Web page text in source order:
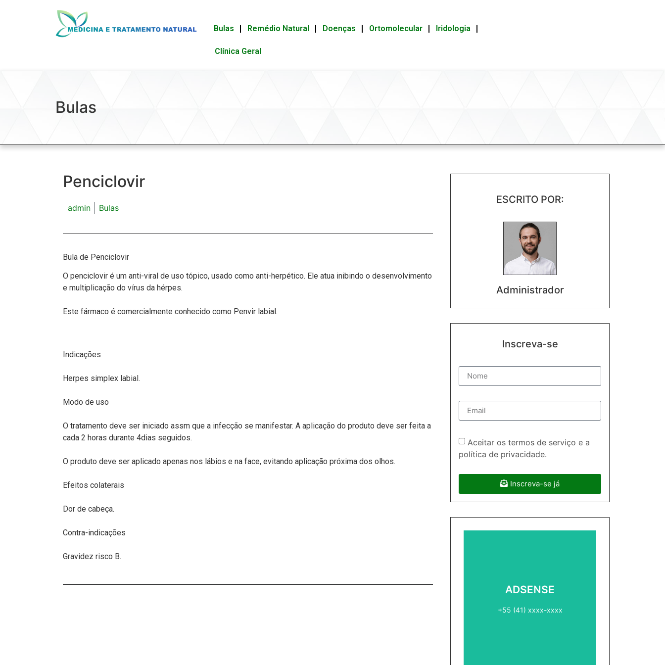
Bulas Remédio Natural Doenças Ortomolecular Iridologia
Clínica Geral
Bulas
Penciclovir
admin Bulas
Bula de Penciclovir
O penciclovir é um anti-viral de uso tópico, usado como anti-herpético. Ele atua inibindo o desenvolvimento
e multiplicação do vírus da hérpes.
Este fármaco é comercialmente conhecido como Penvir labial.
Indicações
Herpes simplex labial.
Modo de uso
O tratamento deve ser iniciado assm que a infecção se manifestar. A aplicação do produto deve ser feita a
cada 2 horas durante 4dias seguidos.
O produto deve ser aplicado apenas nos lábios e na face, evitando aplicação próxima dos olhos.
Efeitos colaterais
Dor de cabeça.
Contra-indicações
Gravidez risco B.
ESCRITO POR:
Administrador
Inscreva-se
Aceitar os termos de serviço e a
política de privacidade.
Inscreva-se já
ADSENSE
+55 (41) xxxx-xxxx
ADSENSE2
+55 (41) xxxx-xxxx